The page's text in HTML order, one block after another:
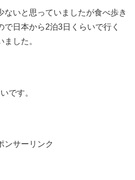
ないと思っていましたが食べ歩き
で日本から2泊3日くらいで行く
した。
です。
ンサーリンク